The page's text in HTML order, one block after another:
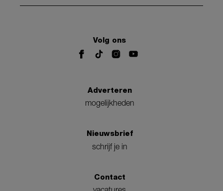
Volg ons
Adverteren
mogelijkheden
Nieuwsbrief
schrijf je in
Contact